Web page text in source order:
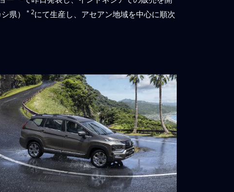
県）
＊2にて生産し、アセアン地域を中心に順次